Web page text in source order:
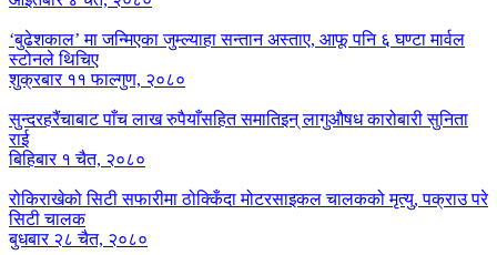
‘बुढेशकाल’ मा जन्मिएका जुम्ल्याहा सन्तान अस्ताए, आफू पनि ६ घण्टा मार्वल
स्टोनले थिचिए
शुक्रबार ११ फाल्गुण, २०८०
सुन्दरहरैंचाबाट पाँच लाख रुपैयाँसहित समातिइन् लागुऔषध कारोबारी सुनिता
राई
बिहिबार १ चैत, २०८०
रोकिराखेको सिटी सफारीमा ठोक्किँदा मोटरसाइकल चालकको मृत्यु, पक्राउ परे
सिटी चालक
बुधबार २८ चैत, २०८०